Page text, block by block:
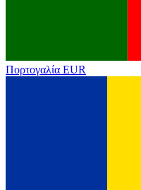
Πορτογαλία EUR